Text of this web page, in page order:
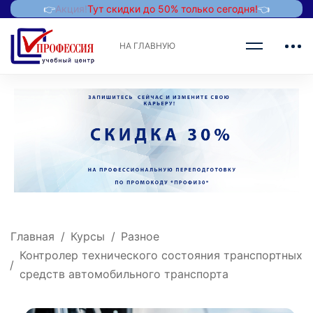
👉Акция!Тут скидки до 50% только сегодня!👈
НА ГЛАВНУЮ
Главная Курсы
Разное
Контролер технического состояния транспортных
средств автомобильного транспорта